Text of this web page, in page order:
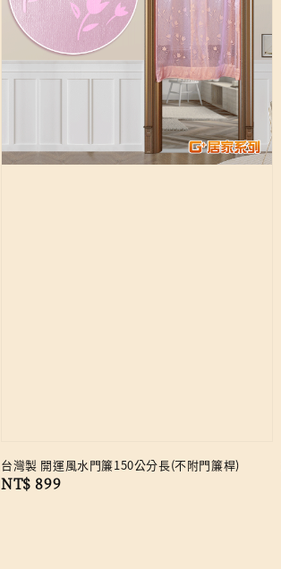
台灣製 開運風水門簾150公分長(不附門簾桿)
Regular
NT$ 899